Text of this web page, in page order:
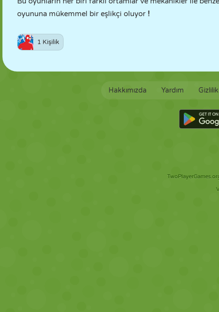
oyununa mükemmel bir eşlikçi oluyor !
1 Kişilik
Hakkımızda Yardım